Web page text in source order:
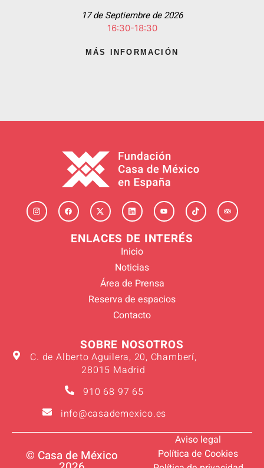
17 de Septiembre de 2026
16:30-18:30
MÁS INFORMACIÓN
ENLACES DE INTERÉS
Inicio
Noticias
Área de Prensa
Reserva de espacios
Contacto
SOBRE NOSOTROS
C. de Alberto Aguilera, 20, Chamberí,
28015 Madrid
910 68 97 65
info@casademexico.es
© Casa de México
Aviso legal
Política de Cookies